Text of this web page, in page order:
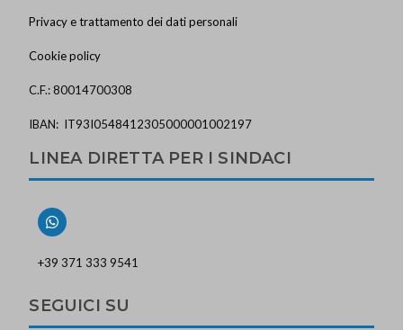
Privacy e trattamento dei dati personali
Cookie policy
C.F.: 80014700308
IBAN: IT93I0548412305000001002197
LINEA DIRETTA PER I SINDACI
+39 371 333 9541
SEGUICI SU